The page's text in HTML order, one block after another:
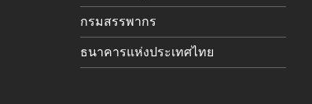
กรมสรรพากร
ธนาคารแห่งประเทศไทย